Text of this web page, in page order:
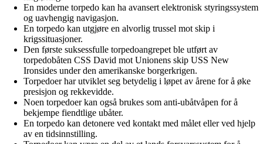
En moderne torpedo kan ha avansert elektronisk styringssystem
og uavhengig navigasjon.
En torpedo kan utgjøre en alvorlig trussel mot skip i
krigssituasjoner.
Den første suksessfulle torpedoangrepet ble utført av
torpedobåten CSS David mot Unionens skip USS New
Ironsides under den amerikanske borgerkrigen.
Torpedoer har utviklet seg betydelig i løpet av årene for å øke
presisjon og rekkevidde.
Noen torpedoer kan også brukes som anti-ubåtvåpen for å
bekjempe fiendtlige ubåter.
En torpedo kan detonere ved kontakt med målet eller ved hjelp
av en tidsinnstilling.